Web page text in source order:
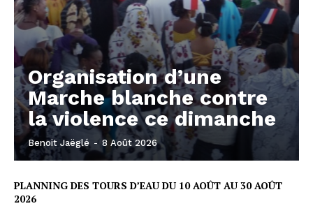
Organisation d’une
Marche blanche contre
la violence ce dimanche
Benoit Jaëglé - 8 Août 2026
PLANNING DES TOURS D’EAU DU 10 AOÛT AU 30 AOÛT
2026